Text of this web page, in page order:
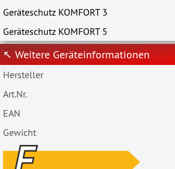
Geräteschutz KOMFORT 3
Geräteschutz KOMFORT 5
↖ Weitere Geräteinformationen
Hersteller
Art.Nr.
EAN
Gewicht